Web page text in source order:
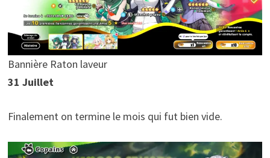
Bannière Raton laveur
31 Juillet
Finalement on termine le mois qui fut bien vide.